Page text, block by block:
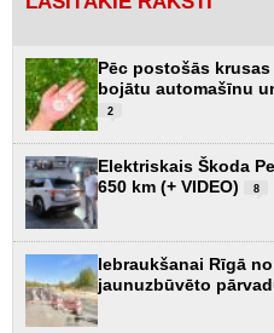
Pēc postošās
bojātu automašīnu
2
Elektriskais Škoda
650 km (+ VIDEO)
8
Iebraukšanai Rīgā
jaunuzbūvēto